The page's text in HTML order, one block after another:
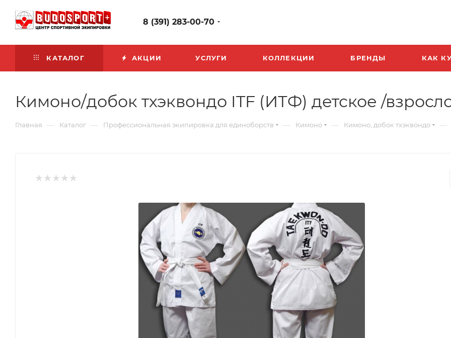
8 (391) 283-00-70
КАТАЛОГ АКЦИИ УСЛУГИ КОЛЛЕКЦИИ БРЕНДЫ КАК
Кимоно/добок тхэквондо ITF (ИТФ) детское /
Главная — Каталог — Профессиональная экипировка для единоборств — Кимоно — Кимоно, добок тхэквондо —